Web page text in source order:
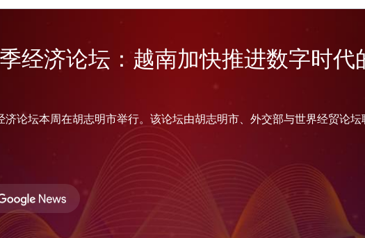
经济论坛：越南加快推进数字时代
论坛本周在胡志明市举行。该论坛由胡志明市、外交部与世界经贸论坛